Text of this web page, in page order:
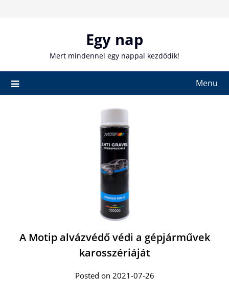
Egy nap
Mert mindennel egy nappal kezdődik!
Menu
A Motip alvázvédő védi a gépjárművek
karosszériáját
Posted on 2021-07-26